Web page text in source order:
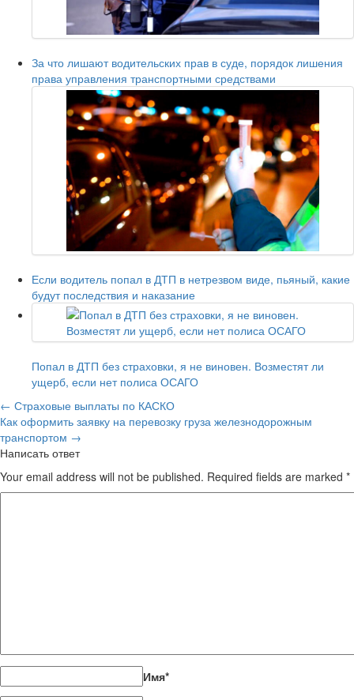
За что лишают водительских прав в суде, порядок лишения
права управления транспортными средствами
Если водитель попал в ДТП в нетрезвом виде, пьяный, какие
будут последствия и наказание
Попал в ДТП без страховки, я не виновен. Возместят ли
ущерб, если нет полиса ОСАГО
← Страховые выплаты по КАСКО
Как оформить заявку на перевозку груза железнодорожным
транспортом →
Написать ответ
Your email address will not be published. Required fields are marked *
Имя*